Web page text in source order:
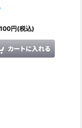
円(税込)